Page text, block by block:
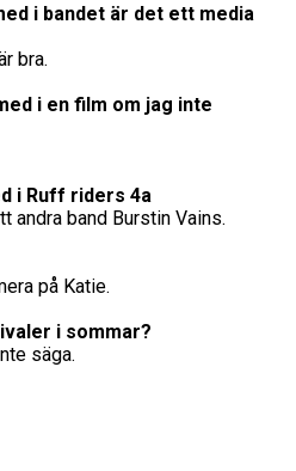
i bandet är det ett media
bra.
i en film om jag inte
i Ruff riders 4a
band Burstin Vains.
på Katie.
i sommar?
säga.